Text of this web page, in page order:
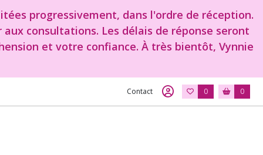
progressivement, dans l'ordre de réception.
consultations. Les délais de réponse seront
et votre confiance. À très bientôt, Vynnie
Contact 0 0